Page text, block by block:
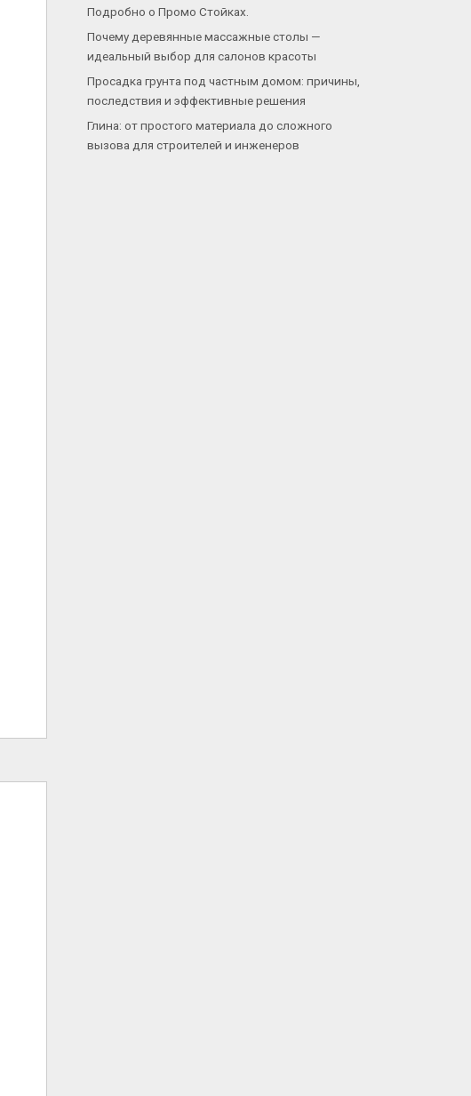
Подробно о Промо Стойках.
Почему деревянные массажные столы —
идеальный выбор для салонов красоты
Просадка грунта под частным домом: причины,
последствия и эффективные решения
Глина: от простого материала до сложного
вызова для строителей и инженеров